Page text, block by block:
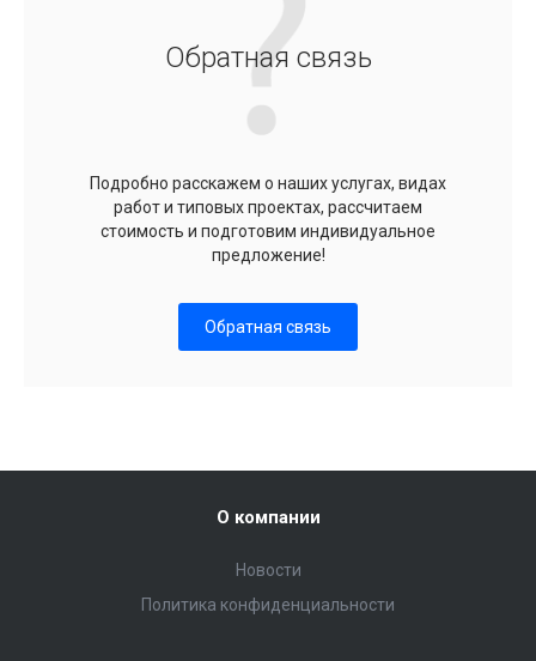
Обратная связь
Подробно расскажем о наших услугах, видах
работ и типовых проектах, рассчитаем
стоимость и подготовим индивидуальное
предложение!
Обратная связь
О компании
Новости
Политика конфиденциальности